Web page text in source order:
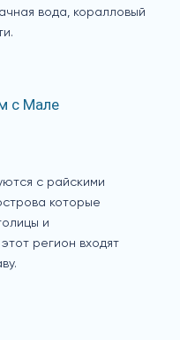
вода, коралловый
с Мале
с райскими
которые
и
регион входят